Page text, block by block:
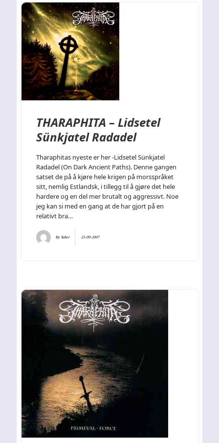
THARAPHITA – Lidsetel
Sünkjatel Radadel
Tharaphitas nyeste er her -Lidsetel Sünkjatel
Radadel (On Dark Ancient Paths). Denne gangen
satset de på å kjøre hele krigen på morsspråket
sitt, nemlig Estlandsk, i tillegg til å gjøre det hele
hardere og en del mer brutalt og aggressivt. Noe
jeg kan si med en gang at de har gjort på en
relativt bra…
ByYuber 23-09-2007